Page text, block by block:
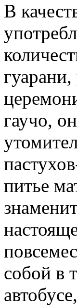
В
гаучо,
питье
собой в